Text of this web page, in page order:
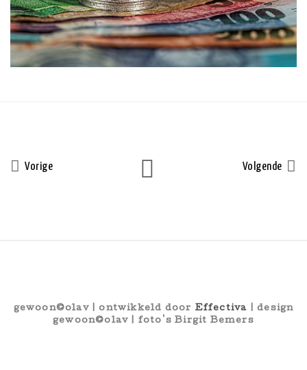
Vorige Volgende
gewoon©olav | ontwikkeld door Effectiva | design
gewoon©olav | foto's Birgit Bemers